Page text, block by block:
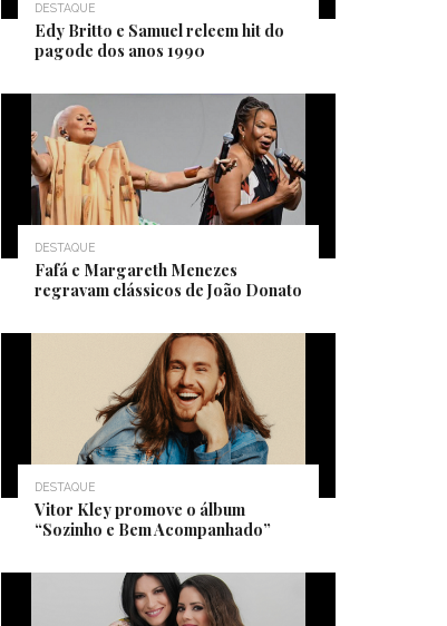
DESTAQUE
Edy Britto e Samuel releem hit do
pagode dos anos 1990
DESTAQUE
Fafá e Margareth Menezes
regravam clássicos de João Donato
DESTAQUE
Vitor Kley promove o álbum
“Sozinho e Bem Acompanhado”